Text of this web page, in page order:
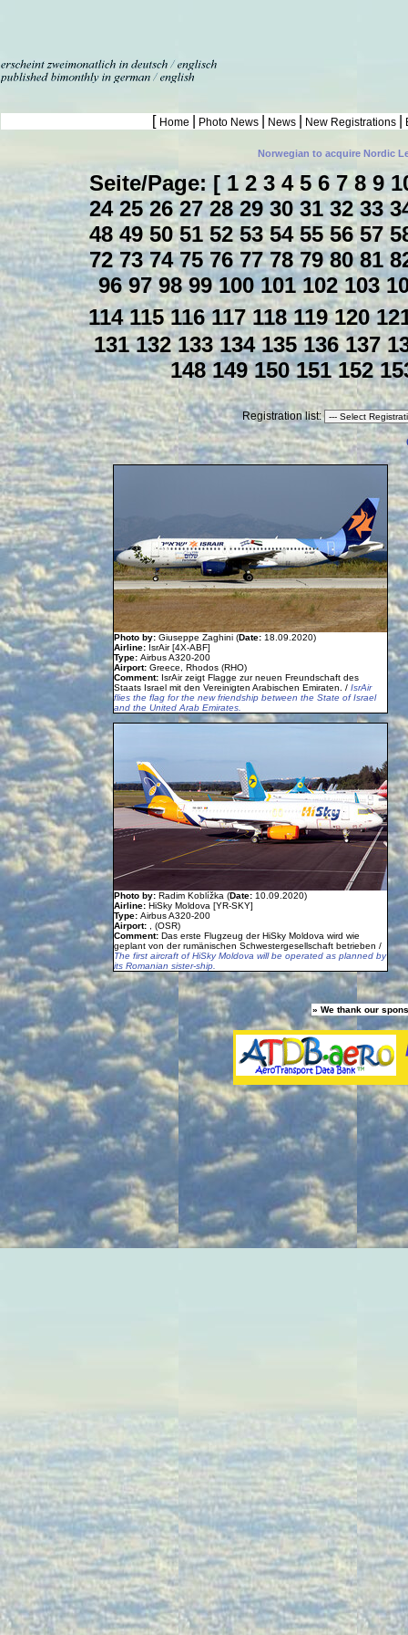
[ Home Photo News News New Registrations
Norwegian to acquire Nordic
Seite/Page: [1 2 3 4 5 6 78 9
24252627282930313233
48 495051 525354555657
72737475767778798081
96979899100101102103
114115116117118119120
131132133134135136137
148149150151152
Registration list:
Photo by: Giuseppe Zaghini (Date: 18.09.2020)
Airline: IsrAir [4X-ABF]
Type: Airbus A320-200
Airport: Greece, Rhodos (RHO)
Comment: IsrAir zeigt Flagge zur neuen Freundschaft des
Staats Israel mit den Vereinigten Arabischen Emiraten. / IsrAir
flies the flag for the new friendship between the State of Israel
and the United Arab Emirates.
Photo by: Radim Koblížka (Date: 10.09.2020)
Airline: HiSky Moldova [YR-SKY]
Type: Airbus A320-200
Airport:
, (OSR)
Comment: Das erste Flugzeug der HiSky Moldova wird wie
geplant von der rumänischen Schwestergesellschaft betrieben /
The first aircraft of HiSky Moldova will be operated as planned by
its Romanian sister-ship.
» We thank our